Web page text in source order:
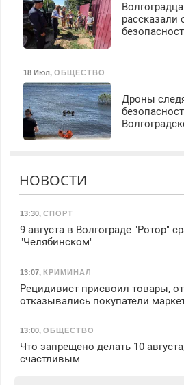
рассказали
18 Июл, ОБЩЕСТВО
Дроны
НОВОСТИ
13:30, СПОРТ
9 августа в Волгограде "Ротор"
"Челябинском"
13:07, КРИМИНАЛ
Рецидивист присвоил товары,
отказывались покупатели
13:00, ОБЩЕСТВО
Что запрещено делать 10
счастливым